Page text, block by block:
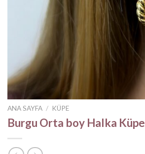
ANA SAYFA / KÜPE
Burgu Orta boy Halka Küpe